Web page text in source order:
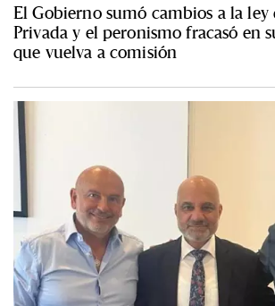
El Gobierno sumó cambios a la ley
Privada y el peronismo fracasó en
que vuelva a comisión